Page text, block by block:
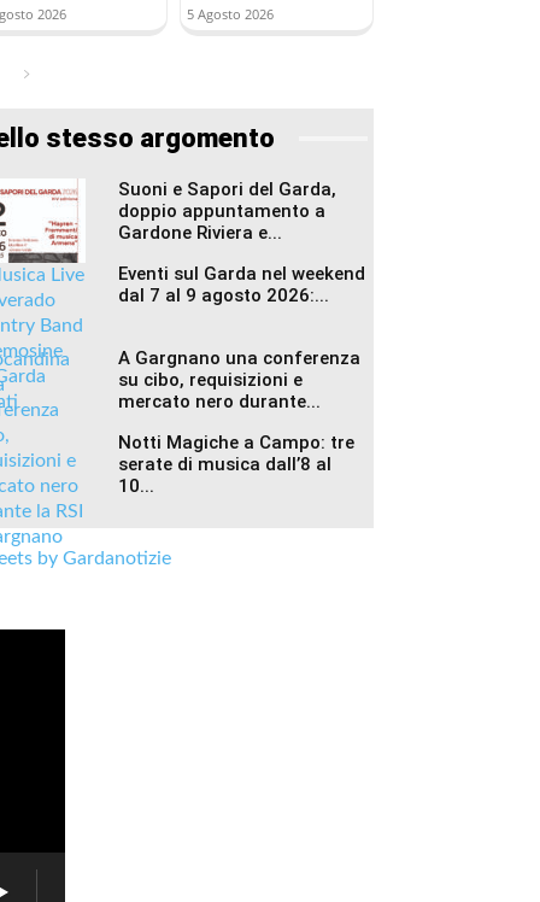
2026 5 Agosto 2026
stesso argomento
Suoni e Sapori del Garda,
doppio appuntamento a
Gardone Riviera e...
Eventi sul Garda nel weekend
dal 7 al 9 agosto 2026:...
A Gargnano una conferenza
su cibo, requisizioni e
mercato nero durante...
Notti Magiche a Campo: tre
serate di musica dall’8 al
10...
by Gardanotizie